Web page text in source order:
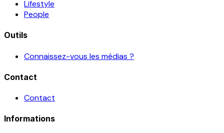
Lifestyle
People
Outils
Connaissez-vous les médias ?
Contact
Contact
Informations